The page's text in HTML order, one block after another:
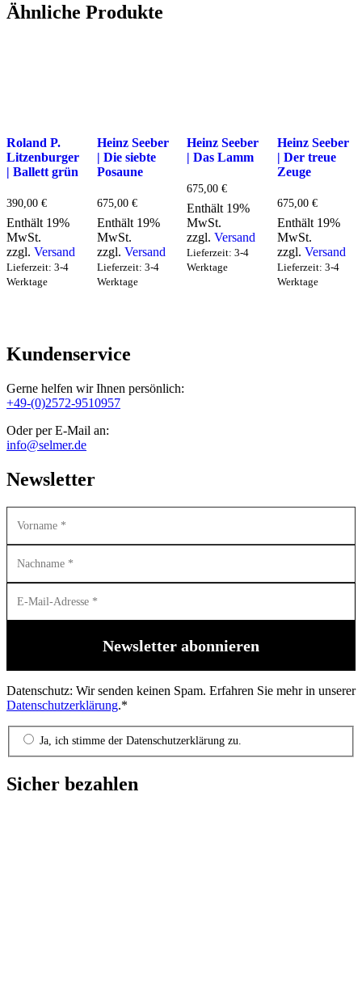
Ähnliche Produkte
Roland P.
Litzenburger
| Ballett grün
390,00 €
Enthält 19%
MwSt.
zzgl. Versand
Lieferzeit: 3-4
Werktage
Heinz Seeber
| Die siebte
Posaune
675,00 €
Enthält 19%
MwSt.
zzgl. Versand
Lieferzeit: 3-4
Werktage
Heinz Seeber
| Das Lamm
675,00€
Enthält 19%
MwSt.
zzgl.Versand
Lieferzeit: 3-4
Werktage
Heinz Seeber
| Der treue
Zeuge
675,00 €
Enthält 19%
MwSt.
zzgl. Versand
Lieferzeit: 3-4
Werktage
Kundenservice
Gerne helfen wir Ihnen persönlich:
+49-(0)2572-9510957
Oder per E-Mail an:
info@selmer.de
Newsletter
Datenschutz: Wir senden keinen Spam. Erfahren Sie mehr in unserer
Datenschutzerklärung.*
Ja, ich stimme der Datenschutzerklärung zu.
Sicher bezahlen